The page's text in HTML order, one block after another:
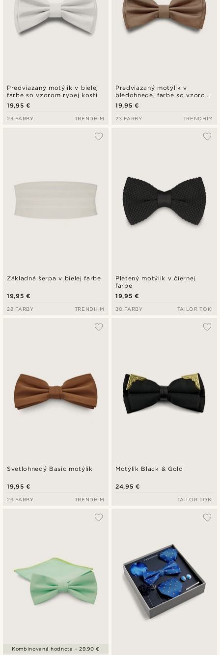
Predviazaný motýlik v bielej
farbe so vzorom rybej kosti
19,95 €
23 FARBY TRENDHIM
Predviazaný motýlik v
bledohnedej farbe so vzorom
rybej kosti
19,95 €
23 FARBY TRENDHIM
Základná šerpa v bielej farbe
19,95 €
28 FARBY TRENDHIM
Pletený motýlik v čiernej
farbe
19,95 €
30 FARBY TAILOR TOKI
Svetlohnedý Basic motýlik
19,95 €
29 FARBY TRENDHIM
Motýlik Black & Gold
24,95 €
TAILOR TOKI
Kombinovaná hodnota - 29,90 €